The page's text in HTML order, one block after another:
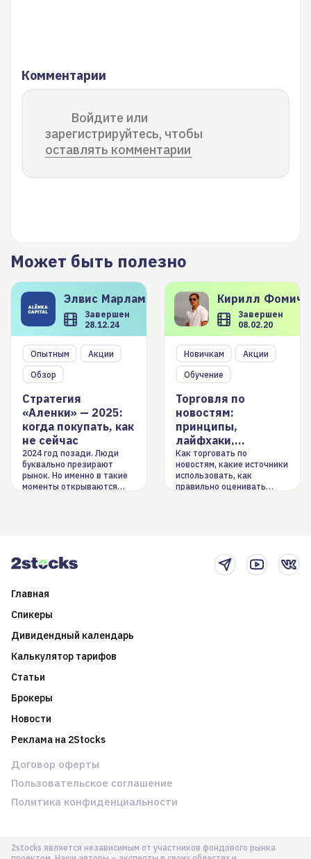
Комментарии
Войдите или
зарегистрируйтесь, чтобы
оставлять комментарии
Может быть полезно
Элвис Марламов
Завершен
28.12.24
Опытным
Акции
Обзор
Стратегия
«Аленки» — 2025:
когда покупать, как
не сейчас
2024 год позади. Люди
буквально презирают
рынок. Но именно в такие
моменты открываются
Кирилл
Завершен
08.02.20
Новичкам
Акции
Обучение
Торговля по
новостям:
принципы,
лайфхаки,
инструменты
Как торговать по
новостям, какие источники
использовать, как
правильно оценивать
Главная
Спикеры
Дивидендный календарь
Калькулятор тарифов
Статьи
Брокеры
Новости
Реклама на 2Stocks
2stocks является независимым от участников фондового рынка
Договор оферты
Пользовательское соглашение
Политика конфиденциальности